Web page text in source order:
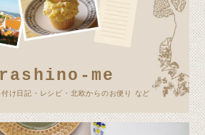
me
け日記・レシピ・北欧からのお便り など